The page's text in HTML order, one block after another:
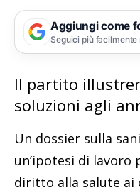
Aggiungi come
Seguici più
Il partito
soluzioni agli
Un dossier sulla
un’ipotesi di
diritto alla salute ai